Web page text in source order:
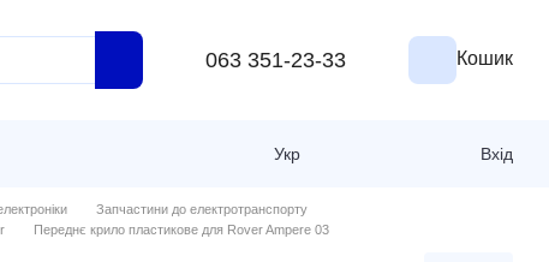
063 351-23-33 Кошик
Укр Вхід
Запчастини до електротранспорту
Переднє крило пластикове для Rover Ampere 03